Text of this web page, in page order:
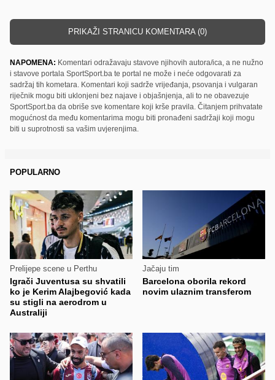
PRIKAŽI STRANICU KOMENTARA (0)
NAPOMENA: Komentari odražavaju stavove njihovih autora/ica, a ne nužno
i stavove portala SportSport.ba te portal ne može i neće odgovarati za
sadržaj tih kometara. Komentari koji sadrže vrijeđanja, psovanja i vulgaran
riječnik mogu biti uklonjeni bez najave i objašnjenja, ali to ne obavezuje
SportSport.ba da obriše sve komentare koji krše pravila. Čitanjem prihvatate
mogućnost da među komentarima mogu biti pronađeni sadržaji koji mogu
biti u suprotnosti sa vašim uvjerenjima.
POPULARNO
Prelijepe scene u Perthu
Igrači Juventusa su shvatili
ko je Kerim Alajbegović kada
su stigli na aerodrom u
Australiji
Jačaju tim
Barcelona oborila rekord
novim ulaznim transferom